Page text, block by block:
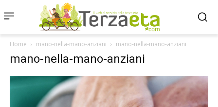
Home mano-nella-mano-anziani mano-nella-mano-anziani
mano-nella-mano-anziani